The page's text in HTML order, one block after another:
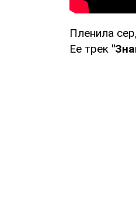
Пленила
Ее трек